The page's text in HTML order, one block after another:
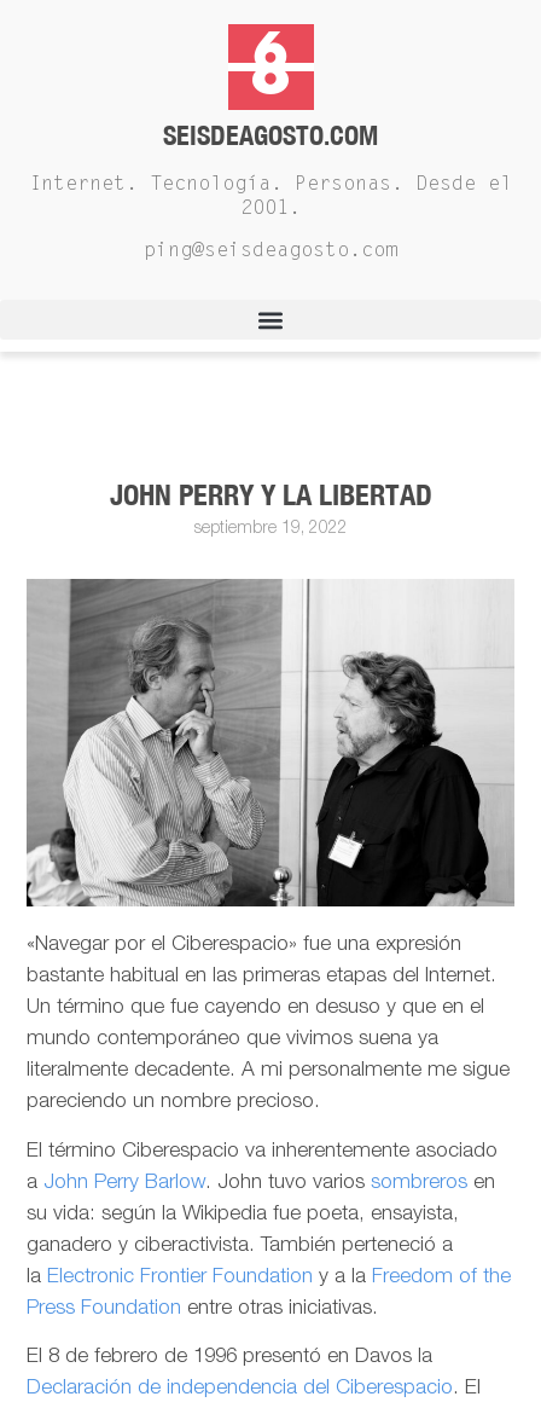
SEISDEAGOSTO.COM
Internet. Tecnología. Personas. Desde el
2001.
ping@seisdeagosto.com
JOHN PERRY Y LA LIBERTAD
septiembre 19, 2022
«Navegar por el Ciberespacio» fue una expresión
bastante habitual en las primeras etapas del Internet.
Un término que fue cayendo en desuso y que en el
mundo contemporáneo que vivimos suena ya
literalmente decadente. A mi personalmente me sigue
pareciendo un nombre precioso.
El término Ciberespacio va inherentemente asociado
a John Perry Barlow. John tuvo variossombreros en
su vida: según la Wikipedia fue poeta, ensayista,
ganadero y ciberactivista. También perteneció a
la Electronic Frontier Foundation y a la Freedom of the
Press Foundation entre otras iniciativas.
El 8 de febrero de 1996 presentó en Davos la
Declaración de independencia del Ciberespacio. El